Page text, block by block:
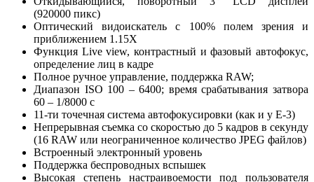
(920000 пикс)
Оптический видоискатель с 100% полем зрения и
приближением 1.15X
Функция Live view, контрастный и фазовый автофокус,
определение лиц в кадре
Полное ручное управление, поддержка RAW;
Диапазон ISO 100 – 6400; время срабатывания затвора
60 – 1/8000 с
11-ти точечная система автофокусировки (как и у E-3)
Непрерывная съемка со скоростью до 5 кадров в секунду
(16 RAW или неограниченное количество JPEG файлов)
Встроенный электронный уровень
Поддержка беспроводных вспышек
Высокая степень настраивоемости под пользователя